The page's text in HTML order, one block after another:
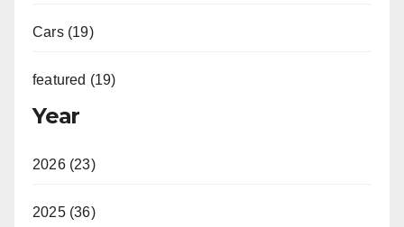
Cars (19)
featured (19)
Year
2026 (23)
2025 (36)